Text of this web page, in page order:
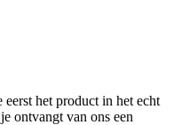
eerst het product in het echt
ontvangt van ons een